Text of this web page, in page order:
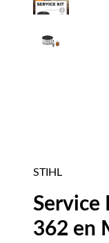
STIHL
Service
362 en